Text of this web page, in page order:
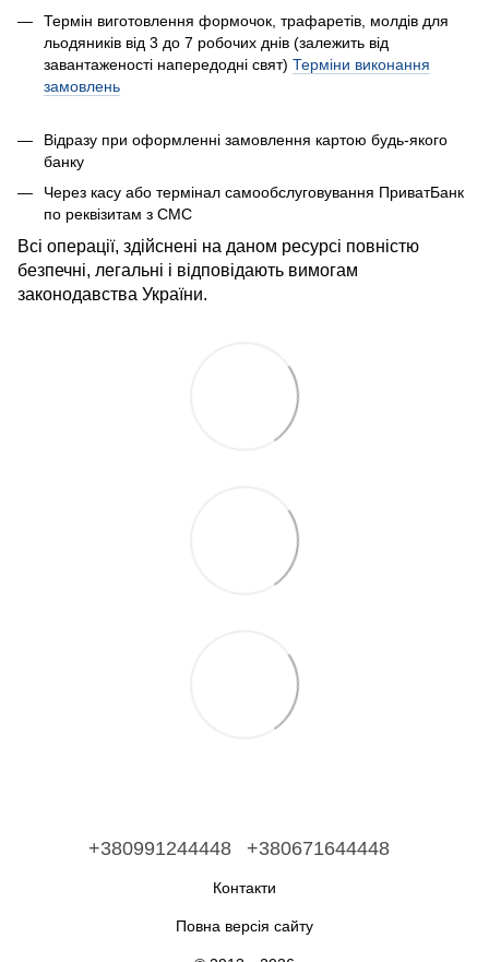
Термін виготовлення формочок, трафаретів, молдів для
льодяників від 3 до 7 робочих днів (залежить від
завантаженості напередодні свят) Терміни виконання
замовлень
Відразу при оформленні замовлення картою будь-якого
банку
Через касу або термінал самообслуговування ПриватБанк
по реквізитам з СМС
Всі операції, здійснені на даном ресурсі повністю
безпечні, легальні і відповідають вимогам
законодавства України.
+380991244448 +380671644448
Контакти
Повна версія сайту